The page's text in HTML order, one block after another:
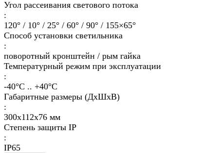
Угол рассеивания светового потока
:
120° / 10° / 25° / 60° / 90° / 155×65°
Способ установки светильника
:
поворотный кронштейн / рым гайка
Температурный режим при эксплуатации
:
-40°С .. +40°C
Габаритные размеры (ДхШхВ)
:
300х112х76 мм
Степень защиты IP
:
IP65